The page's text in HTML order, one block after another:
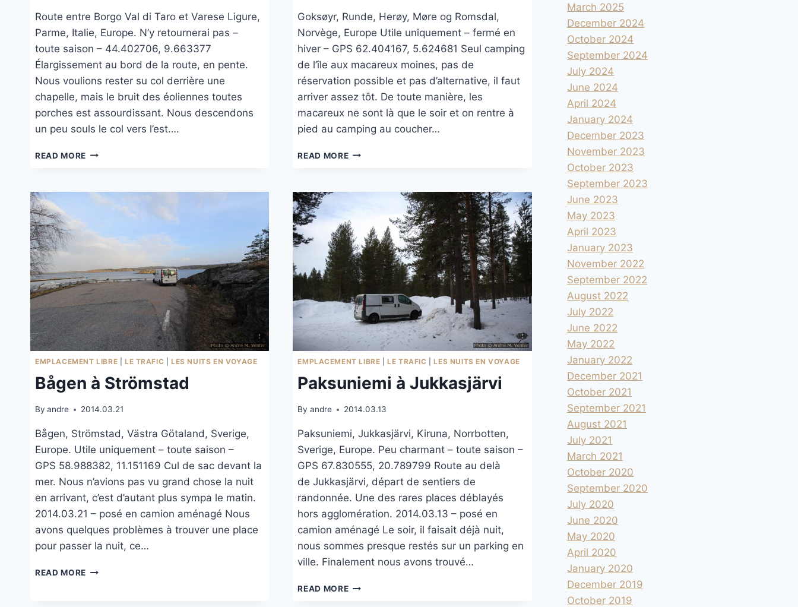
Route entre Borgo Val di Taro et Varese Ligure,
Parme, Italie, Europe. N’y retournerai pas –
toute saison – 44.402706, 9.663377
Élargissement au bord de la route, en pente.
Nous voulions rester su col derrière une
chapelle, mais le bruit des éoliennes toutes
porches est assourdissant. Nous descendons
un peu souls le col vers l’est….
READ MORE NUIT
DELLA
Goksøyr, Runde, Herøy, Møre og Romsdal,
Norvège, Europe Utile uniquement – fermé en
hiver – GPS 62.404167, 5.624681 Seul camping
de l’île aux macareux moines, pas de
réservation possible et pas d’alternative, il faut
arriver assez tôt. De toute manière, les
macareux ne sont là que le soir et on rentre à
pied au camping au coucher…
READ MOREGOKSØYR
L’ÎLE
RUNDE
EMPLACEMENT LIBRE LE TRAFIC |LES NUITS EN VOYAGE
Bågen à Strömstad
By andre 2014.03.21
Bågen, Strömstad, Västra Götaland, Sverige,
Europe. Utile uniquement – toute saison –
GPS 58.988382, 11.151169 Cul de sac devant la
mer. Nous n’avions pas vu grand chose la nuit
en arrivant, c’est d’autant plus sympa le matin.
2014.03.21 – posé en camion aménagé Nous
avons quelques problèmes à trouver une place
pour passer la nuit, ce…
READ MORE BÅGEN
EMPLACEMENT LIBRE |LE TRAFIC |LES NUITS EN VOYAGE
Paksuniemi à Jukkasjärvi
By andre 2014.03.13
Paksuniemi, Jukkasjärvi, Kiruna, Norrbotten,
Sverige, Europe. Peu charmant – toute saison –
GPS 67.830555, 20.789799 Route au delà
de Jukkasjärvi, départ de sentiers de
randonnée. Une des rares places déblayés
hors agglomération. 2014.03.13 – posé en
camion aménagé Le soir, il faisait déjà nuit,
nous sommes presque restés sur un parking en
ville. Finalement nous avons trouvé…
READ MOREPAKSUNIEMI
March 2025
December 2024
October 2024
September 2024
July 2024
June 2024
April 2024
January 2024
December 2023
November 2023
October 2023
September 2023
June 2023
May 2023
April 2023
January 2023
November 2022
September 2022
August 2022
July 2022
June 2022
May 2022
January 2022
December 2021
October 2021
September 2021
August 2021
July 2021
March 2021
October 2020
September 2020
July 2020
June 2020
May 2020
April 2020
January 2020
December 2019
October 2019